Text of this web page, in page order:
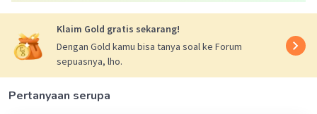
Klaim Gold gratis sekarang!
Dengan Gold kamu bisa tanya soal ke Forum
sepuasnya, lho.
Pertanyaan serupa